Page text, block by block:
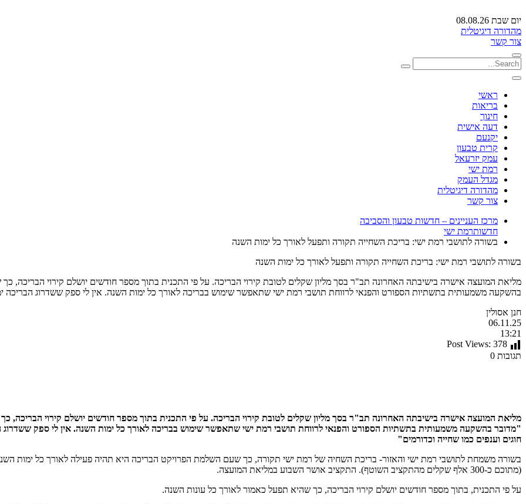
יום שבת 08.08.26
מהדורה דיגיטלית
צור קשר
ראשי
בריאות
חינוך
דעה אישית
יקנעם
קרית טבעון
עמק יזרעאל
רמת ישי
מגדל העמק
מהדורה דיגיטלית
צור קשר
מרכז העניינים – חדשות טבעון והסביבה
חדשותרמת ישי
בשורה לתושבי רמת ישי: בריכת השחייה תקורה ותפעל לאורך כל ימות השנה
בשורה לתושבי רמת ישי: בריכת השחייה תקורה ותפעל לאורך כל ימות השנה
מליאת המועצה אישרה בישיבתה האחרונה תב"ר בסך מליון שקלים לטובת קירוי הבריכה. על פי התכנית בתוך מספר חודשים יושלם קירוי
בהשקעה משמעותית בתשתיות הספורט והפנאי לרווחת תושבי רמת ישי שתאפשר שימוש בבריכה לאורך כל ימות השנה. אין לי ספק ששדרוג
חנן אסולין
06.11.25
13:21
Post Views: 378
תגובות 0
מליאת המועצה אישרה בישיבתה האחרונה תב"ר בסך מליון שקלים לטובת קירוי הבריכה. על פי התכנית בתוך מספר חודשים יושלם קירוי
"מדובר בהשקעה משמעותית בתשתיות הספורט והפנאי לרווחת תושבי רמת ישי שתאפשר שימוש בבריכה לאורך כל ימות השנה. אין לי ספק
חוגים וענפים כמו שחייה וכדורמים"
בשורה משמחת לתושבי רמת ישי והאזור- בריכת השחיה של רמת ישי תקורה, כך שעם השלמת הפרויקט הבריכה היא תהיה פעילה לאורך כל ימות
(מתוכם כ-300 אלף שקלים מהתקציב השוטף). התקציב אושר השבוע במליאת המועצה.
על פי התכנית, בתוך מספר חודשים יושלם קירוי הבריכה, כך שהיא תפעל כאמור לאורך כל עונות השנה.